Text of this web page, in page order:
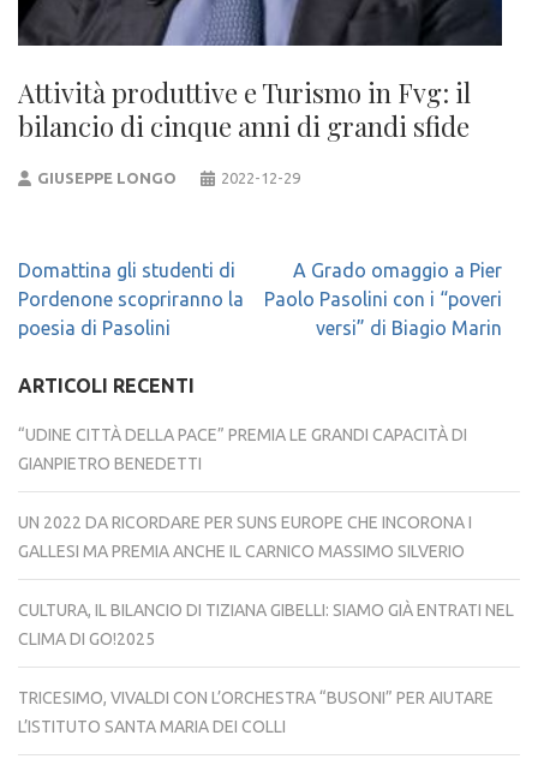
Attività produttive e Turismo in Fvg: il
bilancio di cinque anni di grandi sfide
GIUSEPPE LONGO 2022-12-29
Navigazione
articoli
Domattina gli studenti di
Pordenone scopriranno la
poesia di Pasolini
A Grado omaggio a Pier
Paolo Pasolini con i “poveri
versi” di Biagio Marin
ARTICOLI RECENTI
“UDINE CITTÀ DELLA PACE” PREMIA LE GRANDI CAPACITÀ DI
GIANPIETRO BENEDETTI
UN 2022 DA RICORDARE PER SUNS EUROPE CHE INCORONA I
GALLESI MA PREMIA ANCHE IL CARNICO MASSIMO SILVERIO
CULTURA, IL BILANCIO DI TIZIANA GIBELLI: SIAMO GIÀ ENTRATI NEL
CLIMA DI GO!2025
TRICESIMO, VIVALDI CON L’ORCHESTRA “BUSONI” PER AIUTARE
L’ISTITUTO SANTA MARIA DEI COLLI